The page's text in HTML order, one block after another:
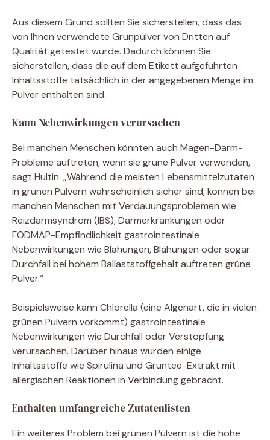
Aus diesem Grund sollten Sie sicherstellen, dass das
von Ihnen verwendete Grünpulver von Dritten auf
Qualität getestet wurde. Dadurch können Sie
sicherstellen, dass die auf dem Etikett aufgeführten
Inhaltsstoffe tatsächlich in der angegebenen Menge im
Pulver enthalten sind.
Kann Nebenwirkungen verursachen
Bei manchen Menschen könnten auch Magen-Darm-
Probleme auftreten, wenn sie grüne Pulver verwenden,
sagt Hultin. „Während die meisten Lebensmittelzutaten
in grünen Pulvern wahrscheinlich sicher sind, können bei
manchen Menschen mit Verdauungsproblemen wie
Reizdarmsyndrom (IBS), Darmerkrankungen oder
FODMAP-Empfindlichkeit gastrointestinale
Nebenwirkungen wie Blähungen, Blähungen oder sogar
Durchfall bei hohem Ballaststoffgehalt auftreten grüne
Pulver.“
Beispielsweise kann Chlorella (eine Algenart, die in vielen
grünen Pulvern vorkommt) gastrointestinale
Nebenwirkungen wie Durchfall oder Verstopfung
verursachen. Darüber hinaus wurden einige
Inhaltsstoffe wie Spirulina und Grüntee-Extrakt mit
allergischen Reaktionen in Verbindung gebracht.
Enthalten umfangreiche Zutatenlisten
Ein weiteres Problem bei grünen Pulvern ist die hohe